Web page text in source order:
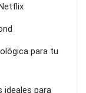
para tu
ideales para